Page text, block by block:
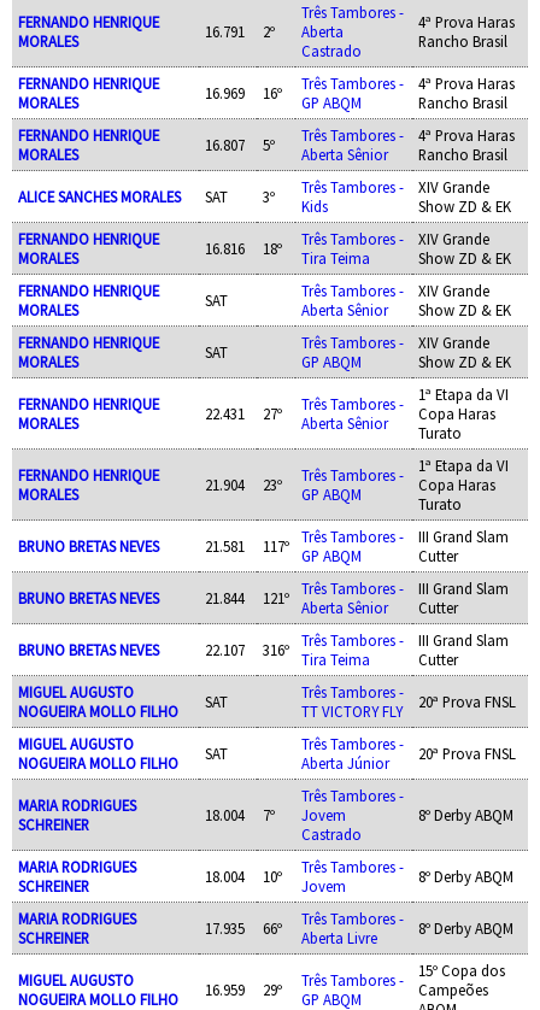
FERNANDO HENRIQUE
MORALES
16.791 2º
Três Tambores -
Aberta
Castrado
4ª Prova Haras
Rancho Brasil
FERNANDO HENRIQUE
MORALES
16.969 16º
Três Tambores -
GP ABQM
4ª Prova Haras
Rancho Brasil
FERNANDO HENRIQUE
MORALES
16.807 5º
Três Tambores -
Aberta Sênior
4ª Prova Haras
Rancho Brasil
ALICE SANCHES MORALES SAT 3º
Três Tambores -
Kids
XIV Grande
Show ZD & EK
FERNANDO HENRIQUE
MORALES
16.816 18º
Três Tambores -
Tira Teima
XIV Grande
Show ZD & EK
FERNANDO HENRIQUE
MORALES
SAT
Três Tambores -
Aberta Sênior
XIV Grande
Show ZD & EK
FERNANDO HENRIQUE
MORALES
SAT
Três Tambores -
GP ABQM
XIV Grande
Show ZD & EK
FERNANDO HENRIQUE
MORALES
22.431 27º
Três Tambores -
Aberta Sênior
1ª Etapa da VI
Copa Haras
Turato
FERNANDO HENRIQUE
MORALES
21.904 23º
Três Tambores -
GP ABQM
1ª Etapa da VI
Copa Haras
Turato
BRUNO BRETAS NEVES 21.581 117º
Três Tambores -
GP ABQM
III Grand Slam
Cutter
BRUNO BRETAS NEVES 21.844 121º
Três Tambores -
Aberta Sênior
III Grand Slam
Cutter
BRUNO BRETAS NEVES 22.107 316º
Três Tambores -
Tira Teima
III Grand Slam
Cutter
MIGUEL AUGUSTO
NOGUEIRA MOLLO FILHO
SAT
Três Tambores -
TT VICTORY FLY
20ª Prova FNSL
MIGUEL AUGUSTO
NOGUEIRA MOLLO FILHO
SAT
Três Tambores -
Aberta Júnior
20ª Prova FNSL
MARIA RODRIGUES
SCHREINER
18.004 7º
Três Tambores -
Jovem
Castrado
8º Derby ABQM
MARIA RODRIGUES
SCHREINER
18.004 10º
Três Tambores -
Jovem
8º Derby ABQM
MARIA RODRIGUES
SCHREINER
17.935 66º
Três Tambores -
Aberta Livre
8º Derby ABQM
MIGUEL AUGUSTO
NOGUEIRA MOLLO FILHO
16.959 29º
Três Tambores -
GP ABQM
15º Copa dos
Campeões